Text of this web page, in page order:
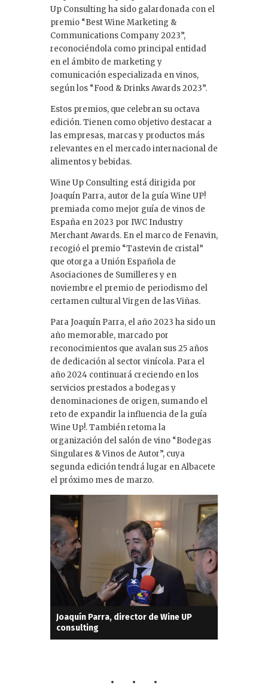
Up Consulting ha sido galardonada con el
premio “Best Wine Marketing &
Communications Company 2023”,
reconociéndola como principal entidad
en el ámbito de marketing y
comunicación especializada en vinos,
según los “Food & Drinks Awards 2023”.
Estos premios, que celebran su octava
edición. Tienen como objetivo destacar a
las empresas, marcas y productos más
relevantes en el mercado internacional de
alimentos y bebidas.
Wine Up Consulting está dirigida por
Joaquín Parra, autor de la guía Wine UP!
premiada como mejor guía de vinos de
España en 2023 por IWC Industry
Merchant Awards. En el marco de Fenavin,
recogió el premio “Tastevin de cristal”
que otorga a Unión Española de
Asociaciones de Sumilleres y en
noviembre el premio de periodismo del
certamen cultural Virgen de las Viñas.
Para Joaquín Parra, el año 2023 ha sido un
año memorable, marcado por
reconocimientos que avalan sus 25 años
de dedicación al sector vinícola. Para el
año 2024 continuará creciendo en los
servicios prestados a bodegas y
denominaciones de origen, sumando el
reto de expandir la influencia de la guía
Wine Up!. También retoma la
organización del salón de vino “Bodegas
Singulares & Vinos de Autor”, cuya
segunda edición tendrá lugar en Albacete
el próximo mes de marzo.
Joaquín Parra, director de Wine UP
consulting